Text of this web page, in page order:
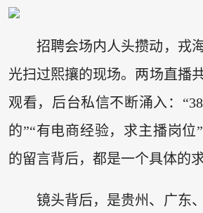
招聘会场内人头攒动，戎
光扫过熙攘的现场。两场直播
观看，后台私信不断涌入：
的”“有电商经验，求主播岗
的留言背后，都是一个具体的求
镜头背后，是贵州、广东